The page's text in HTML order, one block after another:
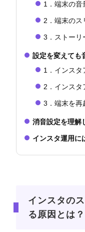
1．端末の音
2．端末のス
3．ストーリ
設定を変えても
1．インスタ
2．インスタ
3．端末を再
消音設定を理解
インスタ運用に
インスタの
る原因とは？